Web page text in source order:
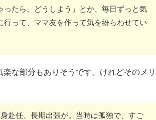
たら、どうしよう」とか、毎日ずっと気
って、ママ友を作って気を紛らわせてい
な部分もありそうです。けれどそのメリ
赴任、長期出張が。当時は孤独で、すご